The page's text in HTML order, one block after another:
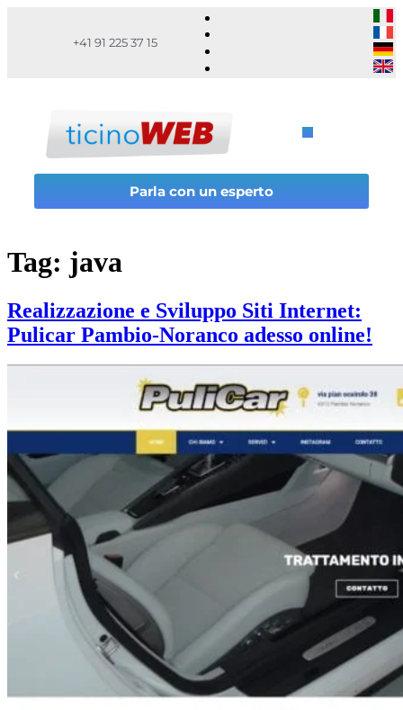
+41 91 225 37 15
Parla con un esperto
Tag: java
Realizzazione e Sviluppo Siti Internet:
Pulicar Pambio-Noranco adesso online!